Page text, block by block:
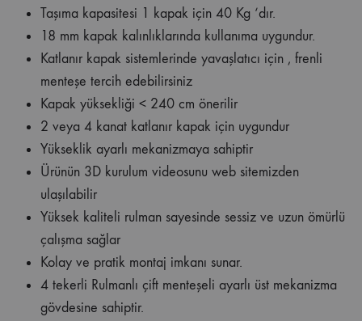
Taşıma kapasitesi 1 kapak için 40 Kg ‘dır.
18 mm kapak kalınlıklarında kullanıma uygundur.
Katlanır kapak sistemlerinde yavaşlatıcı için , frenli
menteşe tercih edebilirsiniz
Kapak yüksekliği < 240 cm önerilir
2 veya 4 kanat katlanır kapak için uygundur
Yükseklik ayarlı mekanizmaya sahiptir
Ürünün 3D kurulum videosunu web sitemizden
ulaşılabilir
Yüksek kaliteli rulman sayesinde sessiz ve uzun ömürlü
çalışma sağlar
Kolay ve pratik montaj imkanı sunar.
4 tekerli Rulmanlı çift menteşeli ayarlı üst mekanizma
gövdesine sahiptir.